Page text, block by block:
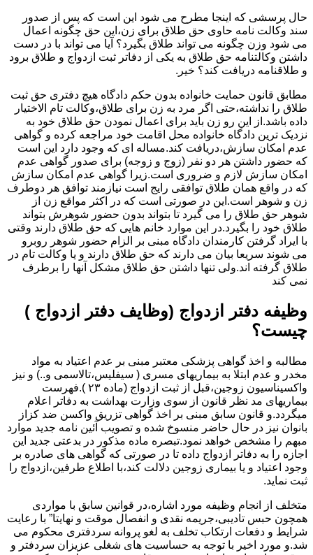
حال پرسشی که اینجا مطرح می شود این است که پس از صدور
سند وکالت نامه حاوی حق طلاق برای زن،این حق چگونه اعمال
می شود وزن چگونه می تواند طلاق بگیرد؟ آیا می تواند با در دست
داشتن وکالتنامه حق طلاق به یکی از دفاتر ثبت ازدواج و طلاق برود
و طلاقنامه دریافت کند؟ خیر.
مطابق قانون حمایت خانواده بدون حکم دادگاه هیچ دفتری حق ثبت
طلاق را نداشته،حتی اگر مرد به زن برای طلاق،وکالت تام الاختیار
داده باشد.از این رو زن باید برای اعمال نمودن حق طلاق خود به
نزدیک ترین دادگاه خانواده محل اقامت خود مراجعه کرده و گواهی
عدم امکان سازش،دریافت کند.مساله ای که وجود دارد این است
که حضور داشتن هر دو نفر (زوج و زوجه) برای صدور گواهی عدم
امکان سازش لازم و ضروری است.زیرا گواهی عدم امکان سازش
که در واقع همان طلاق توافقی رایج است نیازمند توافق هر دوطرف
زن و شوهر است.این در صورتی است که در اکثر مواقع زن از
شوهر حق طلاق را می گیرد تا بتواند بدون حضور شوهرش بتواند
طلاق خود را بگیرد.در این موارد خانم هایی که حق طلاق دارند وقتی
با ایراد گرفتن کارمندان دادگاه مبنی بر الزام حضور شوهر روبرو
می شوند سریعا بیان می دارند که حق طلاق دارند و یا وکالت تام در
طلاق گرفته اند.ولی تنها داشتن حق طلاق مشکل آنها را برطرف
نمی کند
وظیفه دفتر ازدواج (وظایف دفتر ازدواج )
چیست؟
مطالبه و اخذ گواهی پزشکی معتبر مبنی بر عدم اعتیاد به مواد
مخدر و عدم ابتلا به بیماریهای مسری ( سیفلیس،تالاسمی و..) و نیز
واکسیناسیون زوجین،قبل از ثبت ازدواج (ماده ۲۳ ).فهرست
بیماریهای مد نظر قانون از سوی وزارت بهداشت به دفاتر اعلام
میگردد.و قانون سابق مبنی بر اخذ گواهی تزریق واکسن ضد کزاز
بانوان نیز در حال حاضر منسوخ شده و تصویب آئین نامه جدید موارد
مبهم را مشخص خواهد نمود.تبصره ماده مذکور در بدعتی جدید این
اجازه را به دفاتر ازدواج داده تا در صورتی که گواهی های صادره بر
وجود اعتیاد و یا بیماری زوجین دلالت کند،با اطلاع طرفین،ازدواج را
ثبت نماید.
متخلف از انجام وظیفه مورد اشاره،در قوانین سابق با مواردی
همچون حبس تادیبی،جریمه نقدی و انفصال موقت و نهایتا” با رعایت
شرایط و دفعات ارتکاب تخلف به لغو پروانه سردفتری محکوم می
شد.و مورد اخیر با توجه به حساسیت های شغلی عزیزان سردفتر و